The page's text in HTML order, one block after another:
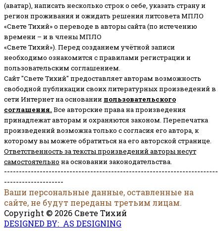
(аватар), написать несколько строк о себе, указать страну и
регион проживания и ожидать решения литсовета МПЛО
«Свете Тихий» о переводе в авторы сайта (по истечению
времени – и в члены МПЛО
«Свете Тихий»). Перед созданием учётной записи
необходимо ознакомится с правилами регистрации и
пользовательским соглашением.
Сайт "Свете Тихий" предоставляет авторам возможность
свободной публикации своих литературных произведений в
сети Интернет на основании пользовательского
соглашения. Все авторские права на произведения
принадлежат авторам и охраняются законом. Перепечатка
произведений возможна только с согласия его автора, к
которому вы можете обратиться на его авторской странице.
Ответственность за тексты произведений авторы несут
самостоятельно на основании законодательства.
------------------------------------------------------------------------
--------------------
Ваши персональные данные, оставленные на
сайте, не будут переданы третьим лицам.
Copyright © 2026 Свете Тихий
DESIGNED BY: AS DESIGNING